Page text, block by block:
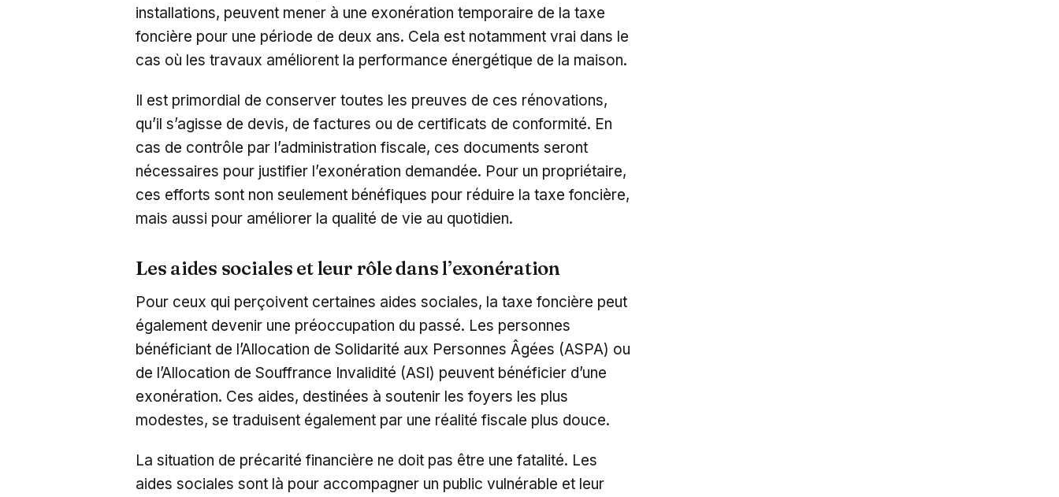
installations, peuvent mener à une exonération temporaire de la taxe
foncière pour une période de deux ans. Cela est notamment vrai dans le
cas où les travaux améliorent la performance énergétique de la maison.
Il est primordial de conserver toutes les preuves de ces rénovations,
qu’il s’agisse de devis, de factures ou de certificats de conformité. En
cas de contrôle par l’administration fiscale, ces documents seront
nécessaires pour justifier l’exonération demandée. Pour un propriétaire,
ces efforts sont non seulement bénéfiques pour réduire la taxe foncière,
mais aussi pour améliorer la qualité de vie au quotidien.
Les aides sociales et leur rôle dans l’exonération
Pour ceux qui perçoivent certaines aides sociales, la taxe foncière peut
également devenir une préoccupation du passé. Les personnes
bénéficiant de l’Allocation de Solidarité aux Personnes Âgées (ASPA) ou
de l’Allocation de Souffrance Invalidité (ASI) peuvent bénéficier d’une
exonération. Ces aides, destinées à soutenir les foyers les plus
modestes, se traduisent également par une réalité fiscale plus douce.
La situation de précarité financière ne doit pas être une fatalité. Les
aides sociales sont là pour accompagner un public vulnérable et leur